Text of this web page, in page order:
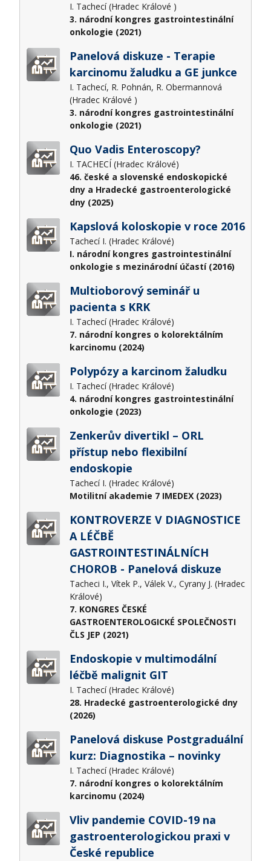
I. Tachecí (Hradec Králové )
3. národní kongres gastrointestinální
onkologie (2021)
Panelová diskuze - Terapie
karcinomu žaludku a GE junkce
I. Tachecí, R. Pohnán, R. Obermannová
(Hradec Králové )
3. národní kongres gastrointestinální
onkologie (2021)
Quo Vadis Enteroscopy?
I. TACHECÍ (Hradec Králové)
46. české a slovenské endoskopické
dny a Hradecké gastroenterologické
dny (2025)
Kapslová koloskopie v roce 2016
Tachecí I. (Hradec Králové)
I. národní kongres gastrointestinální
onkologie s mezinárodní účastí (2016)
Multioborový seminář u
pacienta s KRK
I. Tachecí (Hradec Králové)
7. národní kongres o kolorektálním
karcinomu (2024)
Polypózy a karcinom žaludku
I. Tachecí (Hradec Králové)
4. národní kongres gastrointestinální
onkologie (2023)
Zenkerův divertikl – ORL
přístup nebo flexibilní
endoskopie
Tachecí I. (Hradec Králové)
Motilitní akademie 7 IMEDEX (2023)
KONTROVERZE V DIAGNOSTICE
A LÉČBĚ
GASTROINTESTINÁLNÍCH
CHOROB - Panelová diskuze
Tacheci I., Vítek P., Válek V., Cyrany J. (Hradec
Králové)
7. KONGRES ČESKÉ
GASTROENTEROLOGICKÉ SPOLEČNOSTI
ČLS JEP (2021)
Endoskopie v multimodální
léčbě malignit GIT
I. Tachecí (Hradec Králové)
28. Hradecké gastroenterologické dny
(2026)
Panelová diskuse Postgraduální
kurz: Diagnostika – novinky
I. Tachecí (Hradec Králové)
7. národní kongres o kolorektálním
karcinomu (2024)
Vliv pandemie COVID-19 na
gastroenterologickou praxi v
České republice